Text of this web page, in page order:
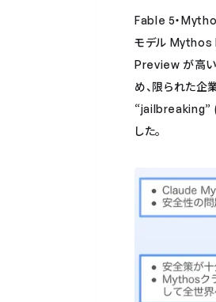
Fable 5・
モデル Mythos
Preview が高い
め、限られた企
“jailbreaking”
した。